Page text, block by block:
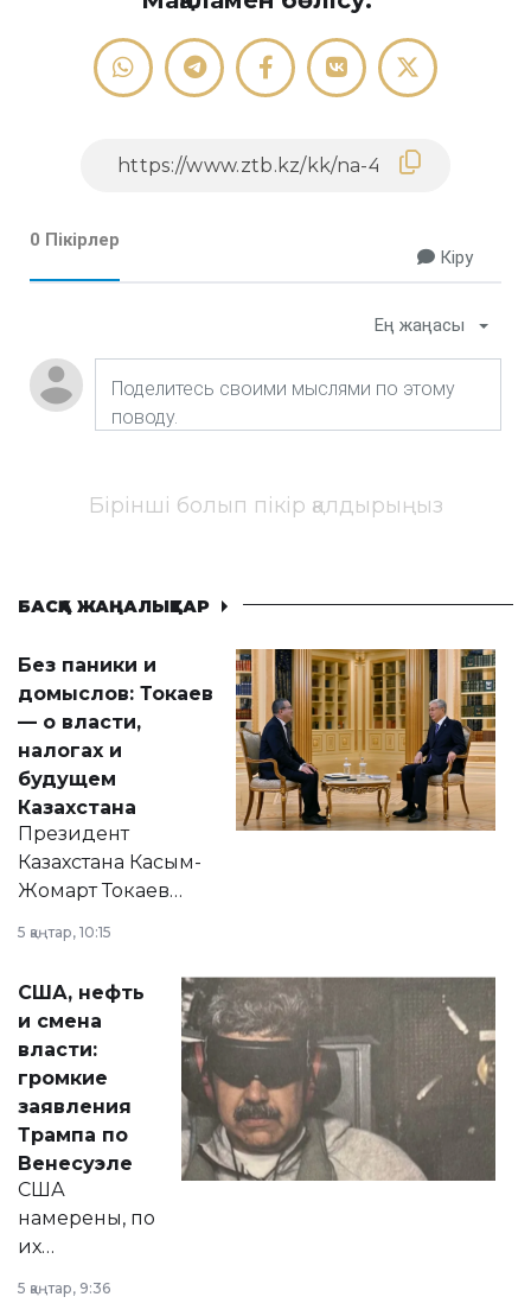
0 Пікірлер
Кіру
Ең жаңасы
Бірінші болып пікір қалдырыңыз
БАСҚА ЖАҢАЛЫҚТАР
Без паники и
домыслов: Токаев
— о власти,
налогах и
будущем
Казахстана
Президент
Казахстана Касым-
Жомарт Токаев
сразу несколько
актуальных тем —
от слухов о
политических
реформах до
вопросов армии,
экономики и
личного здоровья.
5 қаңтар, 10:15
США, нефть
и смена
власти:
громкие
заявления
Трампа по
Венесуэле
США
намерены, по
их
принести
5 қаңтар, 9:36